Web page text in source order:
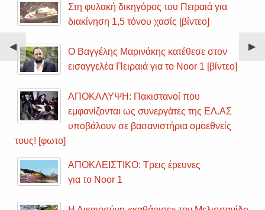
Previous
Slide
◀︎ ▶︎
Στη φυλακή δικηγόρος του Πειραιά για
διακίνηση 1,5 τόνου χασίς [βίντεο]
Ο Βαγγέλης Μαρινάκης κατέθεσε στον
εισαγγελέα Πειραιά για το Noor 1 [βίντεο]
ΑΠΟΚΑΛΥΨΗ: Πακιστανοί που
εμφανίζονται ως συνεργάτες της ΕΛ.ΑΣ
υποβάλουν σε βασανιστήρια ομοεθνείς
τους! [φωτο]
ΑΠΟΚΛΕΙΣΤΙΚΟ: Τρεις έρευνες
για το Noor 1